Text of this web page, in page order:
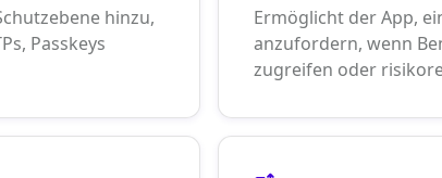
hinzu,
Passkeys
Ermöglicht der App,
anzufordern, wenn
zugreifen oder